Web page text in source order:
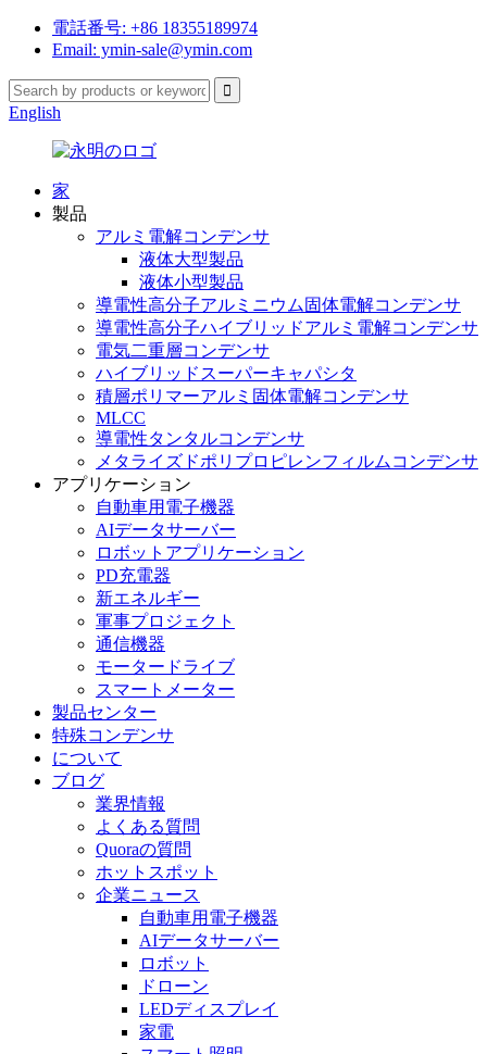
電話番号: +86 18355189974
Email: ymin-sale@ymin.com
English
家
製品
アルミ電解コンデンサ
液体大型製品
液体小型製品
導電性高分子アルミニウム固体電解コンデンサ
導電性高分子ハイブリッドアルミ電解コンデンサ
電気二重層コンデンサ
ハイブリッドスーパーキャパシタ
積層ポリマーアルミ固体電解コンデンサ
MLCC
導電性タンタルコンデンサ
メタライズドポリプロピレンフィルムコンデンサ
アプリケーション
自動車用電子機器
AIデータサーバー
ロボットアプリケーション
PD充電器
新エネルギー
軍事プロジェクト
通信機器
モータードライブ
スマートメーター
製品センター
特殊コンデンサ
について
ブログ
業界情報
よくある質問
Quoraの質問
ホットスポット
企業ニュース
自動車用電子機器
AIデータサーバー
ロボット
ドローン
LEDディスプレイ
家電